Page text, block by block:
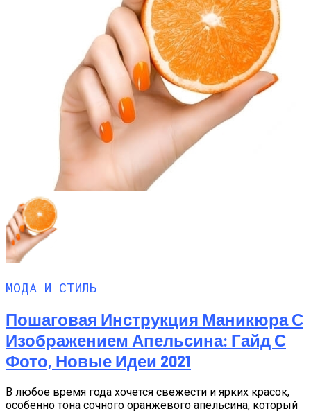
МОДА И СТИЛЬ
Пошаговая Инструкция Маникюра С
Изображением Апельсина: Гайд С
Фото, Новые Идеи 2021
В любое время года хочется свежести и ярких красок,
особенно тона сочного оранжевого апельсина, который